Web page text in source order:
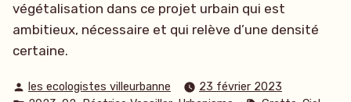
végétalisation dans ce projet urbain qui est
ambitieux, nécessaire et qui relève d’une densité
certaine.
Publié
les ecologistes villeurbanne
23 février 2023